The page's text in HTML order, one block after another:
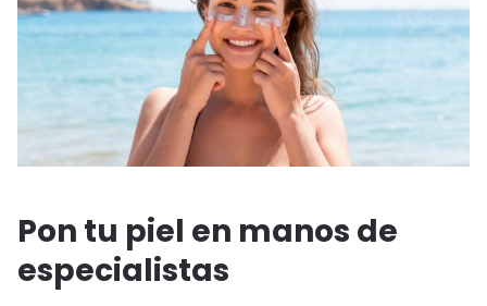
Pon tu piel en manos de
especialistas